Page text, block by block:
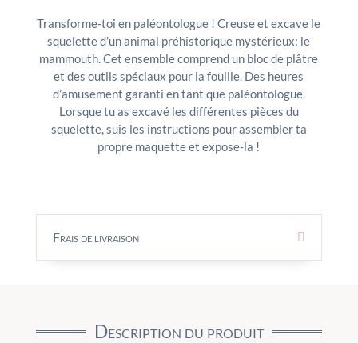
Transforme-toi en paléontologue ! Creuse et excave le
squelette d’un animal préhistorique mystérieux: le
mammouth. Cet ensemble comprend un bloc de plâtre
et des outils spéciaux pour la fouille. Des heures
d’amusement garanti en tant que paléontologue.
Lorsque tu as excavé les différentes pièces du
squelette, suis les instructions pour assembler ta
propre maquette et expose-la !
Frais de livraison
Description du produit